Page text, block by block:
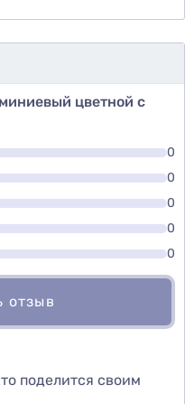
цветной с
0
0
0
0
0
отзыв
поделится своим